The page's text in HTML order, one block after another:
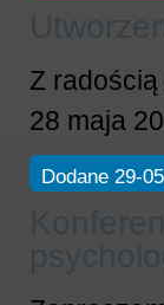
Z
28 maja
Dodane 29-